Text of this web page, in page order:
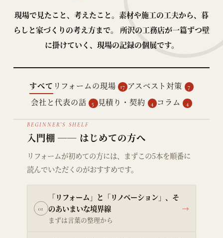
現場で見たこと、考えたこと。素材や施工の工夫から、暮
らしと家づくりの考え方まで。 所沢の工務店が一篇ずつ壁
に掛けていく、現場の記録の個展です。
すべて リフォームの現場 17 アスベスト対策 7
会社と代表の話 5 見積り・契約 4 コラム 4
BEGINNER’S SHELF
入門棚 ── はじめての方へ
リフォームが初めての方には、まずこの5本を順番に
読んでいただくのがおすすめです。
01
「リフォーム」と「リノベーション」、そ
のあいまいな境界線
まずは言葉の整理から
→